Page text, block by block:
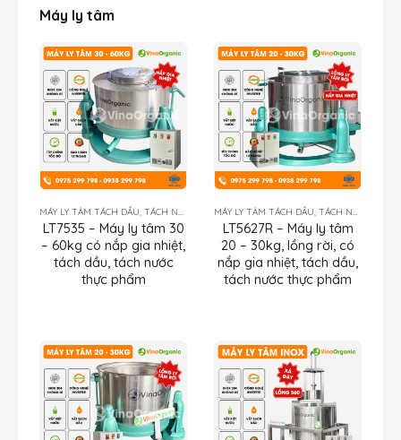
Máy ly tâm
MÁY LY TÂM TÁCH DẦU, TÁCH NƯỚC
LT7535 – Máy ly tâm 30
– 60kg có nắp gia nhiệt,
tách dầu, tách nước
thực phẩm
MÁY LY TÂM TÁCH DẦU, TÁCH NƯỚC
LT5627R – Máy ly tâm
20 – 30kg, lồng rời, có
nắp gia nhiệt, tách dầu,
tách nước thực phẩm